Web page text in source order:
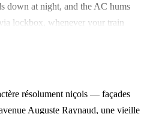
down at night, and the AC hums
lockbox, whenever your train
quieter than the old town. Walk
the shutters go up.
résolument niçois — façades
Auguste Raynaud, une vieille